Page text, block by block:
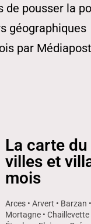
pousser la
géographiques
par Médiapost
La carte
villes et
mois
Arces • Arvert • Barzan
Mortagne • Chaillevette